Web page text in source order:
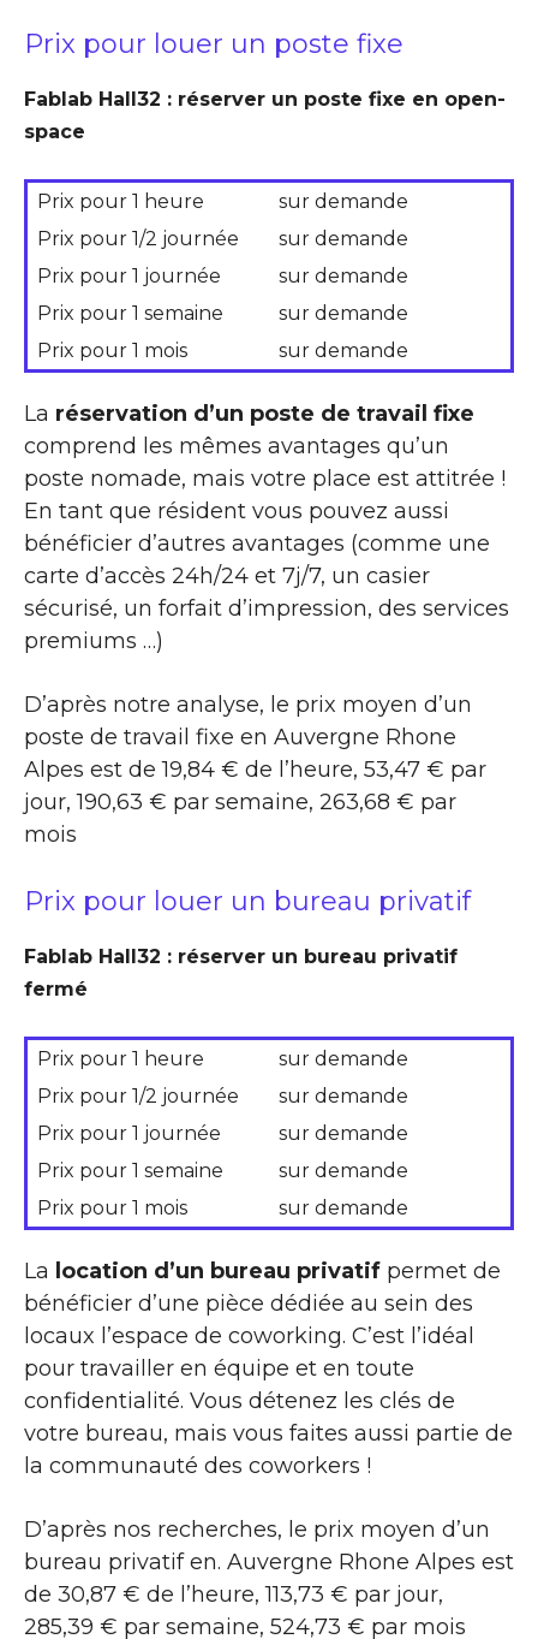
Prix pour louer un poste fixe
Fablab Hall32 : réserver un poste fixe en open-
space
Prix pour 1 heure
sur demande
Prix pour 1/2 journée
sur demande
Prix pour 1 journée
sur demande
Prix pour 1 semaine
sur demande
Prix pour 1 mois
sur demande
La réservation d’un poste de travail fixe
comprend les mêmes avantages qu’un
poste nomade, mais votre place est attitrée !
En tant que résident vous pouvez aussi
bénéficier d’autres avantages (comme une
carte d’accès 24h/24 et 7j/7, un casier
sécurisé, un forfait d’impression, des services
premiums …)
D’après notre analyse, le prix moyen d’un
poste de travail fixe en Auvergne Rhone
Alpes est de 19,84 € de l’heure, 53,47 € par
jour, 190,63 € par semaine, 263,68 € par
mois
Prix pour louer un bureau privatif
Fablab Hall32 : réserver un bureau privatif
fermé
Prix pour 1 heure
sur demande
Prix pour 1/2 journée
sur demande
Prix pour 1 journée
sur demande
Prix pour 1 semaine
sur demande
Prix pour 1 mois
sur demande
La location d’un bureau privatif permet de
bénéficier d’une pièce dédiée au sein des
locaux l’espace de coworking. C’est l’idéal
pour travailler en équipe et en toute
confidentialité. Vous détenez les clés de
votre bureau, mais vous faites aussi partie de
la communauté des coworkers !
D’après nos recherches, le prix moyen d’un
bureau privatif en. Auvergne Rhone Alpes est
de 30,87 € de l’heure, 113,73 € par jour,
285,39 € par semaine, 524,73 € par mois